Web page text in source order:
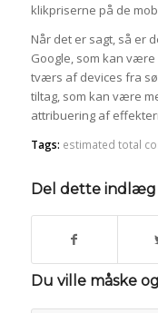
klikpriserne på de
Når det er sagt, så er
Google, som kan
tværs af devices fra
tiltag, som kan være
attribuering af
Tags: estimated total
Del dette indlæg
Du ville måske